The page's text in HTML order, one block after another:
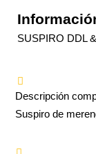
SUSPIRO DDL
Descripción
Suspiro de